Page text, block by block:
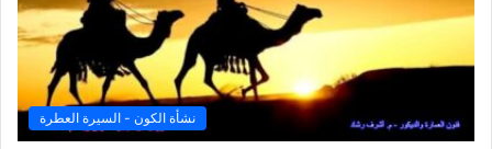
نشأة الكون - السيرة العطرة